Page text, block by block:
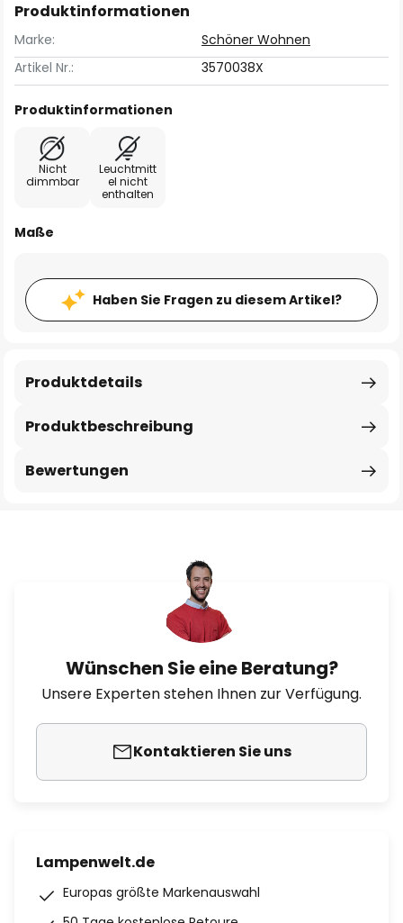
Produktinformationen
Marke:
Schöner Wohnen
Artikel Nr.:
3570038X
Produktinformationen
Nicht
dimmbar
Leuchtmitt
el nicht
enthalten
Maße
Haben Sie Fragen zu diesem Artikel?
Produktbeschreibung
Produktdetails
Bewertungen
Wünschen Sie eine Beratung?
Unsere Experten stehen Ihnen zur Verfügung.
Kontaktieren Sie uns
Lampenwelt.de
Europas größte Markenauswahl